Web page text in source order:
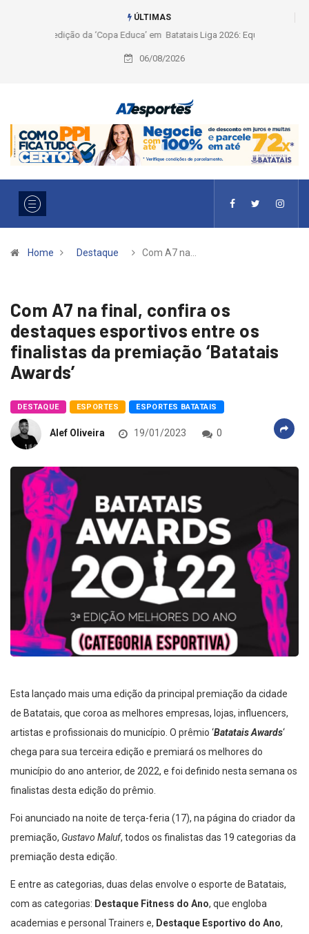
ÚLTIMAS
Liga 2026: Equipes rompem com a LABE na Série Ouro e entidade define
a 2° fase, times e formato
06/08/2026
Home Destaque Com A7 na…
Com A7 na final, confira os
destaques esportivos entre os
finalistas da premiação ‘Batatais
Awards’
DESTAQUE ESPORTES ESPORTES BATATAIS
Alef Oliveira 19/01/2023 0
Esta lançado mais uma edição da principal premiação da cidade
de Batatais, que coroa as melhores empresas, lojas, influencers,
artistas e profissionais do município. O prêmio ‘ Batatais Awards
chega para sua terceira edição e premiará os melhores do
município do ano anterior, de 2022, e foi definido nesta semana os
finalistas desta edição do prêmio.
Foi anunciado na noite de terça-feria (17), na página do criador da
premiação, Gustavo Maluf, todos os finalistas das 19 categorias da
premiação desta edição.
E entre as categorias, duas delas envolve o esporte de Batatais,
com as categorias: Destaque Fitness do Ano, que engloba
academias e personal Trainers e, Destaque Esportivo do Ano,